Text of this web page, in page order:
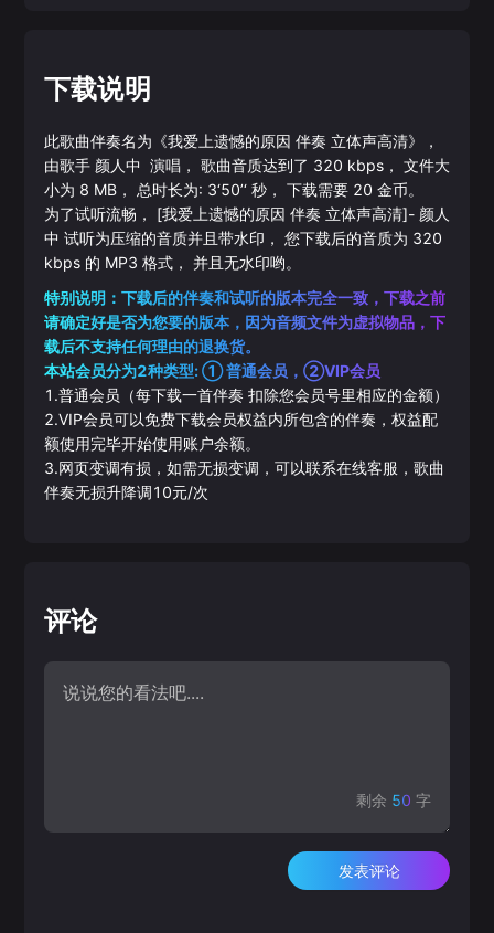
下载说明
此歌曲伴奏名为《我爱上遗憾的原因 伴奏 立体声高清》，
由歌手 颜人中 演唱， 歌曲音质达到了 320 kbps， 文件大
小为 8 MB， 总时长为: 3‘50’‘秒， 下载需要 20 金币。
为了试听流畅， [我爱上遗憾的原因 伴奏 立体声高清]- 颜人
中 试听为压缩的音质并且带水印， 您下载后的音质为 320
kbps 的 MP3 格式， 并且无水印哟。
特别说明：下载后的伴奏和试听的版本完全一致，下载之前
请确定好是否为您要的版本，因为音频文件为虚拟物品，下
载后不支持任何理由的退换货。
本站会员分为2种类型: ① 普通会员，②VIP会员
1.普通会员（每下载一首伴奏 扣除您会员号里相应的金额）
2.VIP会员可以免费下载会员权益内所包含的伴奏，权益配
额使用完毕开始使用账户余额。
3.网页变调有损，如需无损变调，可以联系在线客服，歌曲
伴奏无损升降调10元/次
评论
剩余 50 字
发表评论